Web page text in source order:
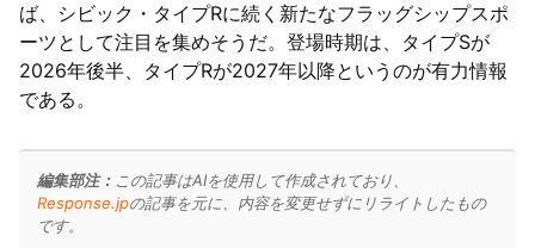
ば、シビック・タイプRに続く新たなフラッグシップスポ
ーツとして注目を集めそうだ。登場時期は、タイプSが
2026年後半、タイプRが2027年以降というのが有力情報
である。
編集部注： この記事はAIを使用して作成されており、
Response.jpの記事を元に、内容を変更せずにリライトしたもの
です。